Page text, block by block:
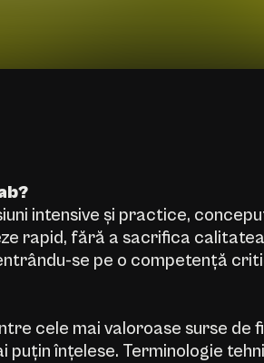
intensive și practice,
rapid, fără a sacrifica
se pe o competență
cele mai valoroase surse
puțin înțelese. Terminologie